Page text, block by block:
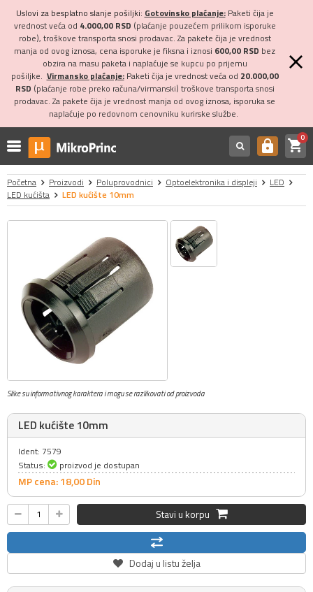
Uslovi za besplatno slanje pošiljki: Gotovinsko plaćanje:Paketi čija je
vrednost veća od 4.000,00 RSD (plaćanje pouzećem prilikom isporuke
robe), troškove transporta snosi prodavac. Za pakete čija je vrednost
manja od ovog iznosa, cena isporuke je fiksna i iznosi 600,00 RSD bez
obzira na masu paketa i naplaćuje se kupcu po prijemu
pošiljke. Virmansko plaćanje:Paketi čija je vrednost veća od 20.000,00
RSD (plaćanje robe preko računa/virmanski) troškove transporta snosi
prodavac. Za pakete čija je vrednost manja od ovog iznosa, isporuka se
naplaćuje po redovnom cenovniku kurirske službe.
https shopping_cart0
Početna Proizvodi Poluprovodnici Optoelektronika i displeji
LED
LED kućišta
LED kućište 10mm
Slike su informativnog karaktera i mogu se razlikovati od proizvoda
LED kućište 10mm
Ident: 7579
Status:
proizvod je dostupan
MP cena: 18,00Din
Stavi u korpu
Dodaj u listu želja